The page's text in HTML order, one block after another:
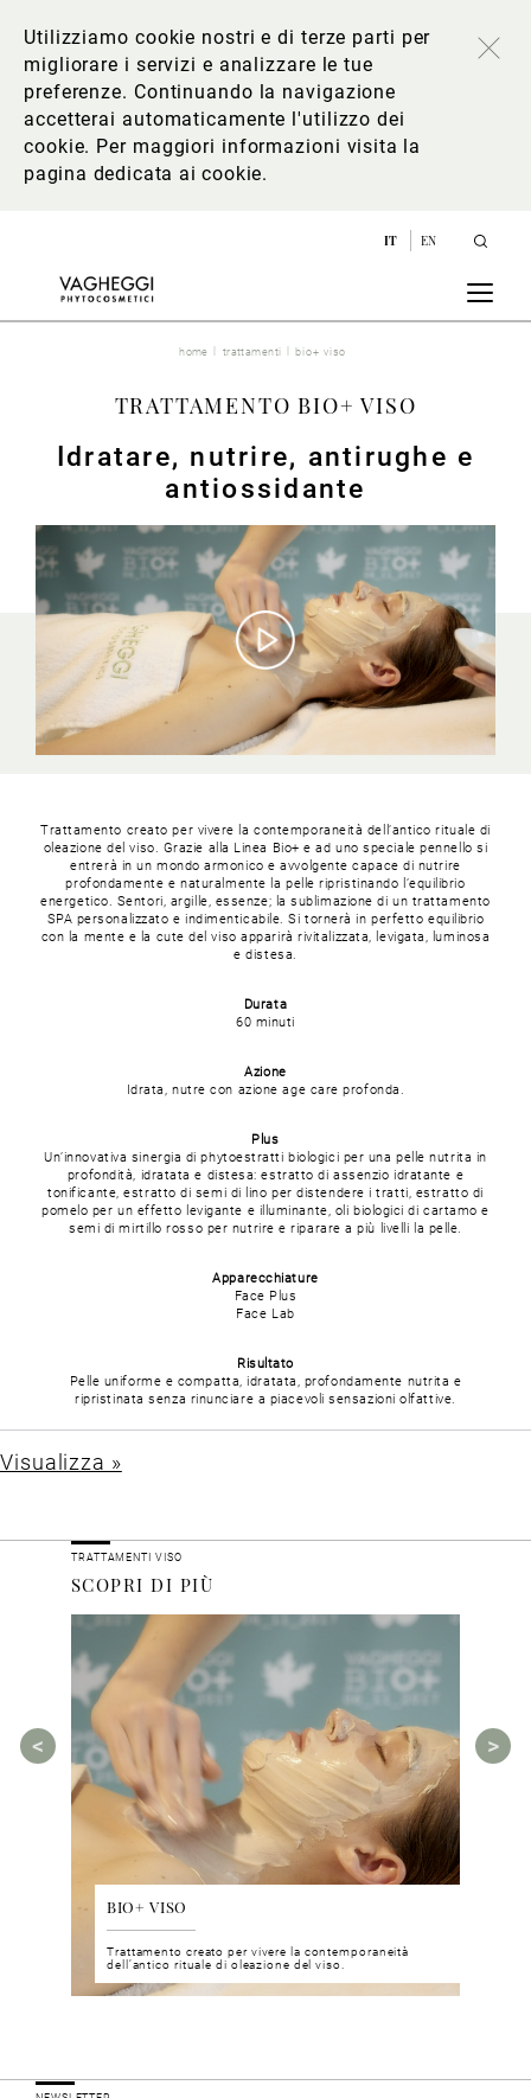
Utilizziamo cookie nostri e di terze parti per
migliorare i servizi e analizzare le tue
preferenze. Continuando la navigazione
accetterai automaticamente l'utilizzo dei
cookie. Per maggiori informazioni visita la
pagina dedicata ai cookie.
IT EN
home trattamenti bio+ viso
TRATTAMENTO BIO+ VISO
Idratare, nutrire, antirughe e
antiossidante
Trattamento creato per vivere la contemporaneità dell’antico rituale di
oleazione del viso. Grazie alla Linea Bio+ e ad uno speciale pennello si
entrerà in un mondo armonico e avvolgente capace di nutrire
profondamente e naturalmente la pelle ripristinando l’equilibrio
energetico. Sentori, argille, essenze; la sublimazione di un trattamento
SPA personalizzato e indimenticabile. Si tornerà in perfetto equilibrio
con la mente e la cute del viso apparirà rivitalizzata, levigata, luminosa
e distesa.
Durata
60 minuti
Azione
Idrata, nutre con azione age care profonda.
Plus
Un’innovativa sinergia di phytoestratti biologici per una pelle nutrita in
profondità, idratata e distesa: estratto di assenzio idratante e
tonificante, estratto di semi di lino per distendere i tratti, estratto di
pomelo per un effetto levigante e illuminante, oli biologici di cartamo e
semi di mirtillo rosso per nutrire e riparare a più livelli la pelle.
Apparecchiature
Face Plus
Face Lab
Risultato
Pelle uniforme e compatta, idratata, profondamente nutrita e
ripristinata senza rinunciare a piacevoli sensazioni olfattive.
Visualizza »
TRATTAMENTI VISO
SCOPRI DI PIÙ
BIO+ VISO
Trattamento creato per vivere la contemporaneità
dell’antico rituale di oleazione del viso.